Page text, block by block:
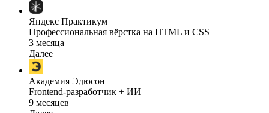
Яндекс Практикум
Профессиональная вёрстка на HTML и CSS
3 месяца
Далее
Академия Эдюсон
Frontend-разработчик + ИИ
9 месяцев